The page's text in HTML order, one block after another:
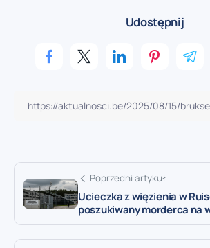
Udostępnij
Poprzedni artykuł
Ucieczka z więzienia w
poszukiwany morderca na